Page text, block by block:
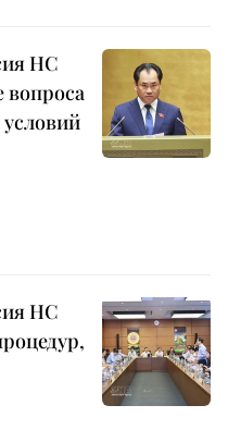
НС
вопроса
НС